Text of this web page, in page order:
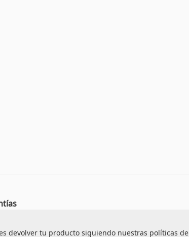
devolver tu producto siguiendo nuestras políticas de